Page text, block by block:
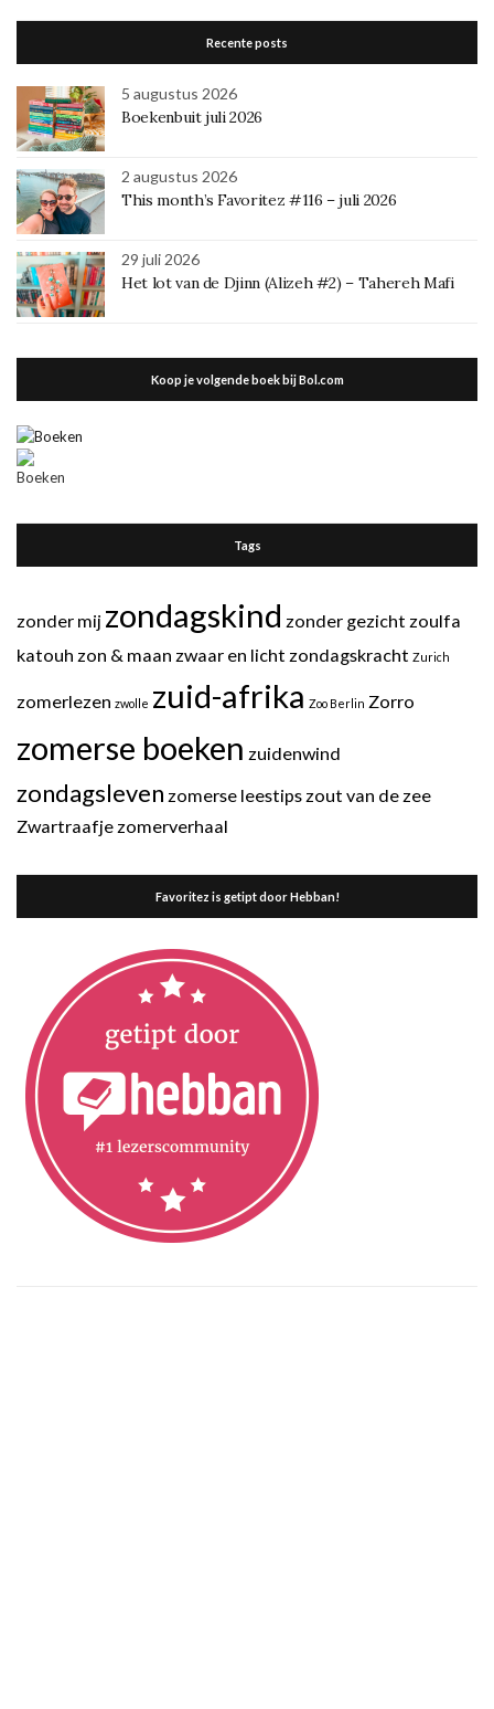
Recente posts
5 augustus 2026
Boekenbuit juli 2026
2 augustus 2026
This month’s Favoritez #116 – juli 2026
29 juli 2026
Het lot van de Djinn (Alizeh #2) – Tahereh Mafi
Koop je volgende boek bij Bol.com
Tags
zonder mij zondagskind zonder gezicht zoulfa
katouh zon & maan zwaar en licht zondagskracht Zurich
zomerlezen zwolle zuid-afrika Zoo Berlin Zorro
zomerse boeken zuidenwind
zondagsleven zomerse leestips zout van de zee
Zwartraafje zomerverhaal
Favoritez is getipt door Hebban!